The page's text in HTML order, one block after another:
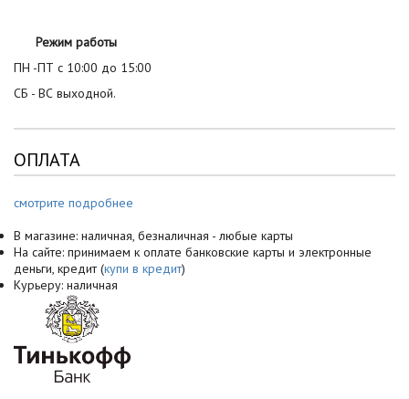
Режим работы
ПН -ПТ с 10:00 до 15:00
СБ - ВС выходной.
ОПЛАТА
смотрите подробнее
В магазине: наличная, безналичная - любые карты
На сайте: принимаем к оплате банковские карты и электронные
деньги, кредит (купи в кредит)
Курьеру: наличная